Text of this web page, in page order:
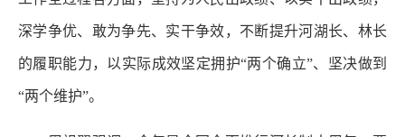
深学争优、敢为争先、实干争效，不断提升河湖长、林长
的履职能力，以实际成效坚定拥护“两个确立”、坚决做到
“两个维护”。